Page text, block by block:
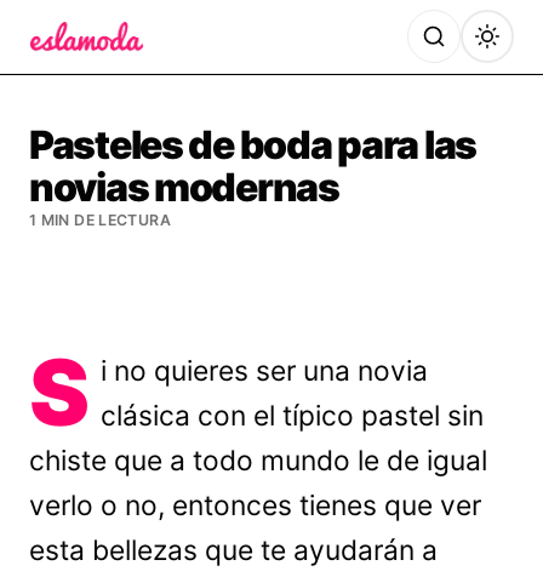
Pasteles de boda para las
novias modernas
1 MIN DE LECTURA
S i no quieres ser una novia
clásica con el típico pastel sin
chiste que a todo mundo le de igual
verlo o no, entonces tienes que ver
esta bellezas que te ayudarán a